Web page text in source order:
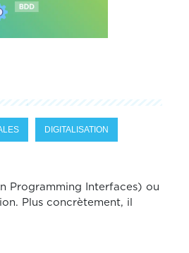
DIGITALISATION
Programming Interfaces) ou
Plus concrètement, il